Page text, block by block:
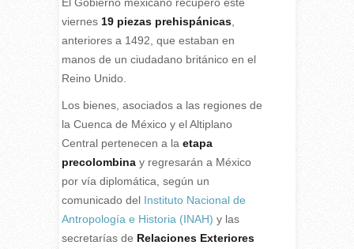
viernes 19 piezas prehispánicas,
anteriores a 1492, que estaban en
manos de un ciudadano británico en el
Reino Unido.
Los bienes, asociados a las regiones de
la Cuenca de México y el Altiplano
Central pertenecen a la etapa
precolombinay regresarán a México
por vía diplomática, según un
comunicado del Instituto Nacional de
Antropología e Historia (INAH) y las
secretarías de Relaciones Exteriores